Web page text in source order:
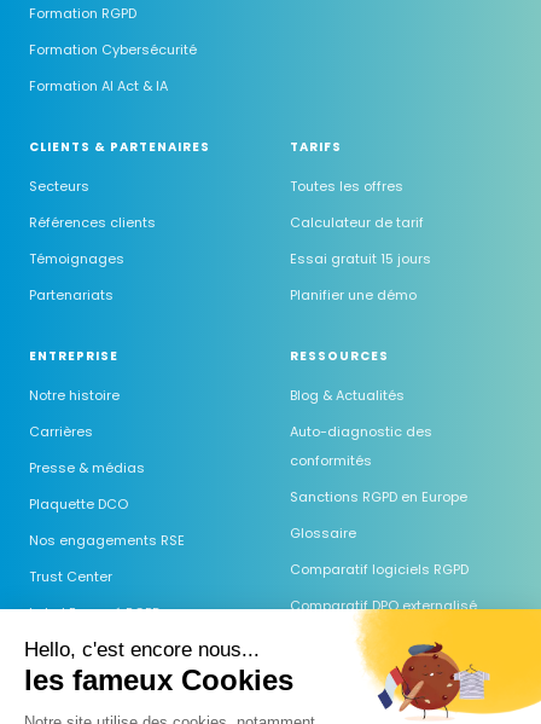
Hello, c'est encore nous...
les fameux Cookies
Formation RGPD
Formation Cybersécurité
Formation AI Act & IA
CLIENTS & PARTENAIRES
Secteurs
Références clients
Témoignages
Partenariats
TARIFS
Toutes les offres
Calculateur de tarif
Essai gratuit 15 jours
Planifier une démo
ENTREPRISE
Notre histoire
Carrières
Presse & médias
Plaquette DCO
Nos engagements RSE
Trust Center
Label Engagé RGPD
RESSOURCES
Blog & Actualités
Auto-diagnostic des
conformités
Sanctions RGPD en Europe
Glossaire
Comparatif logiciels RGPD
Comparatif DPO externalisé
Guides & Modèles
Webinaires
Centre d'aide